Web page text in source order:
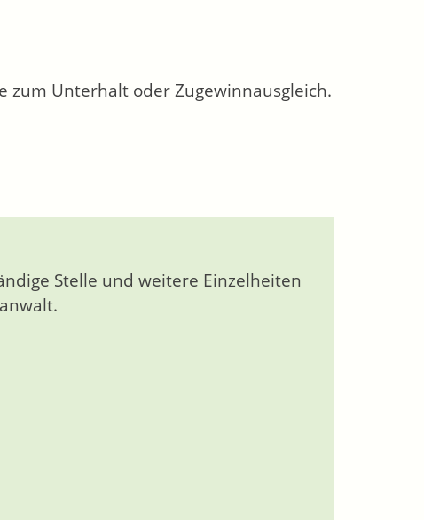
zum Unterhalt oder Zugewinnausgleich.
Stelle und weitere Einzelheiten